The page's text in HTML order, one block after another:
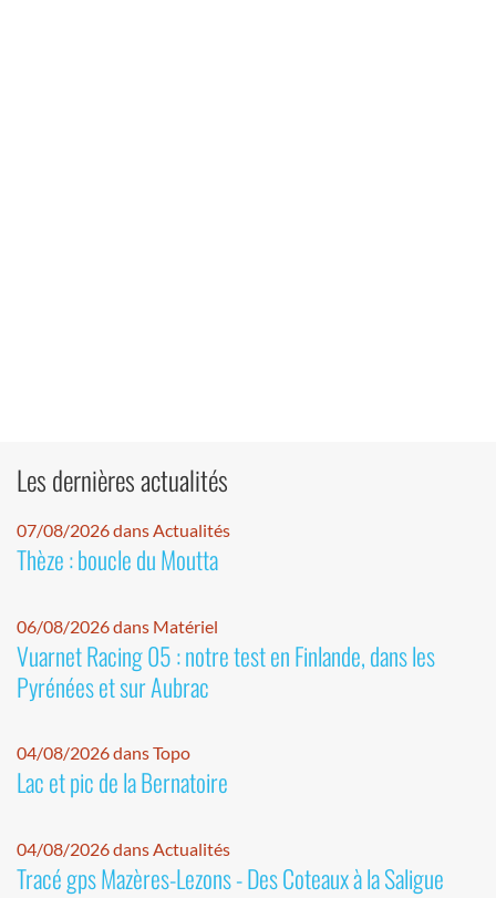
Les dernières actualités
07/08/2026 dans Actualités
Thèze : boucle du Moutta
06/08/2026 dans Matériel
Vuarnet Racing 05 : notre test en Finlande, dans les
Pyrénées et sur Aubrac
04/08/2026 dans Topo
Lac et pic de la Bernatoire
04/08/2026 dans Actualités
Tracé gps Mazères-Lezons - Des Coteaux à la Saligue